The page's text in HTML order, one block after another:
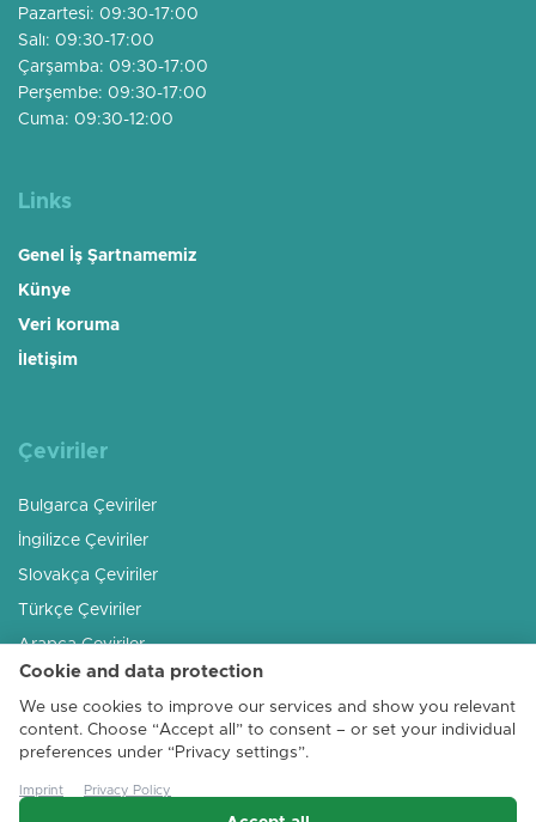
Pazartesi: 09:30-17:00
Salı: 09:30-17:00
Çarşamba: 09:30-17:00
Perşembe: 09:30-17:00
Cuma: 09:30-12:00
Links
Genel İş Şartnamemiz
Künye
Veri koruma
İletişim
Çeviriler
Bulgarca Çeviriler
İngilizce Çeviriler
Slovakça Çeviriler
Türkçe Çeviriler
Arapça Çeviriler
Rusça Çeviriler
Macarca Çeviriler
Romence Çeviriler
Arnavutça Çeviriler
Cookie and data protection
We use cookies to improve our services and show you relevant
content. Choose “Accept all” to consent – or set your individual
preferences under “Privacy settings”.
Imprint Privacy Policy